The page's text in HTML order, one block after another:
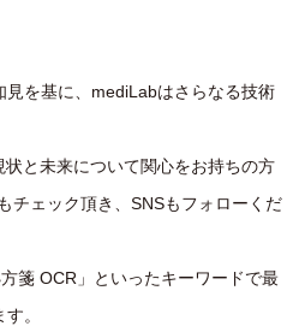
を基に、mediLabはさらなる技術
と未来について関心をお持ちの方
チェック頂き、SNSもフォローくだ
箋 OCR」といったキーワードで最
。